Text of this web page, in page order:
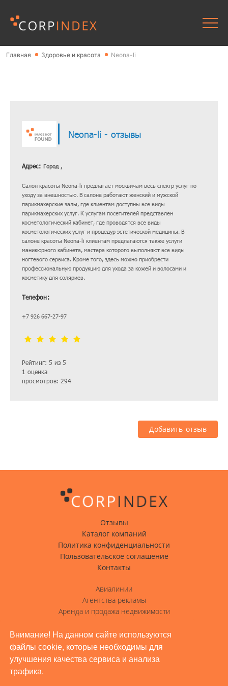
Внимание! На данном сайте используются
файлы cookie, которые необходимы для
улучшения качества сервиса и анализа
трафика.
Главная Здоровье и красота Neona-li
Neona-li - отзывы
Адрес: Город ,
Салон красоты Neona-li предлагает москвичам весь спектр услуг по
уходу за внешностью. В салоне работают женский и мужской
парикмахерские залы, где клиентам доступны все виды
парикмахерских услуг. К услугам посетителей представлен
косметологический кабинет, где проводятся все виды
косметологических услуг и процедур эстетической медицины. В
салоне красоты Neona-li клиентам предлагаются также услуги
маникюрного кабинета, мастера которого выполняют все виды
ногтевого сервиса. Кроме того, здесь можно приобрести
профессиональную продукцию для ухода за кожей и волосами и
косметику для соляриев.
Рейтинг: 5 из 5
1 оценка
просмотров: 294
Телефон:
+7 926 667-27-97
Добавить отзыв
Отзывы
Каталог компаний
Политика конфиденциальности
Пользовательское соглашение
Контакты
Авиалинии
Агентства рекламы
Аренда и продажа недвижимости
Гостиницы, отели
Доставка грузов